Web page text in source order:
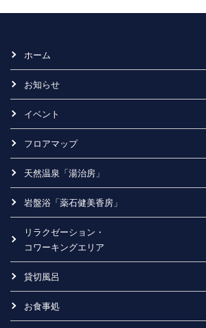
ホーム
お知らせ
イベント
フロアマップ
天然温泉「湯治房」
岩盤浴「薬石健美香房」
リラクゼーション・
コワーキングエリア
貸切風呂
お食事処